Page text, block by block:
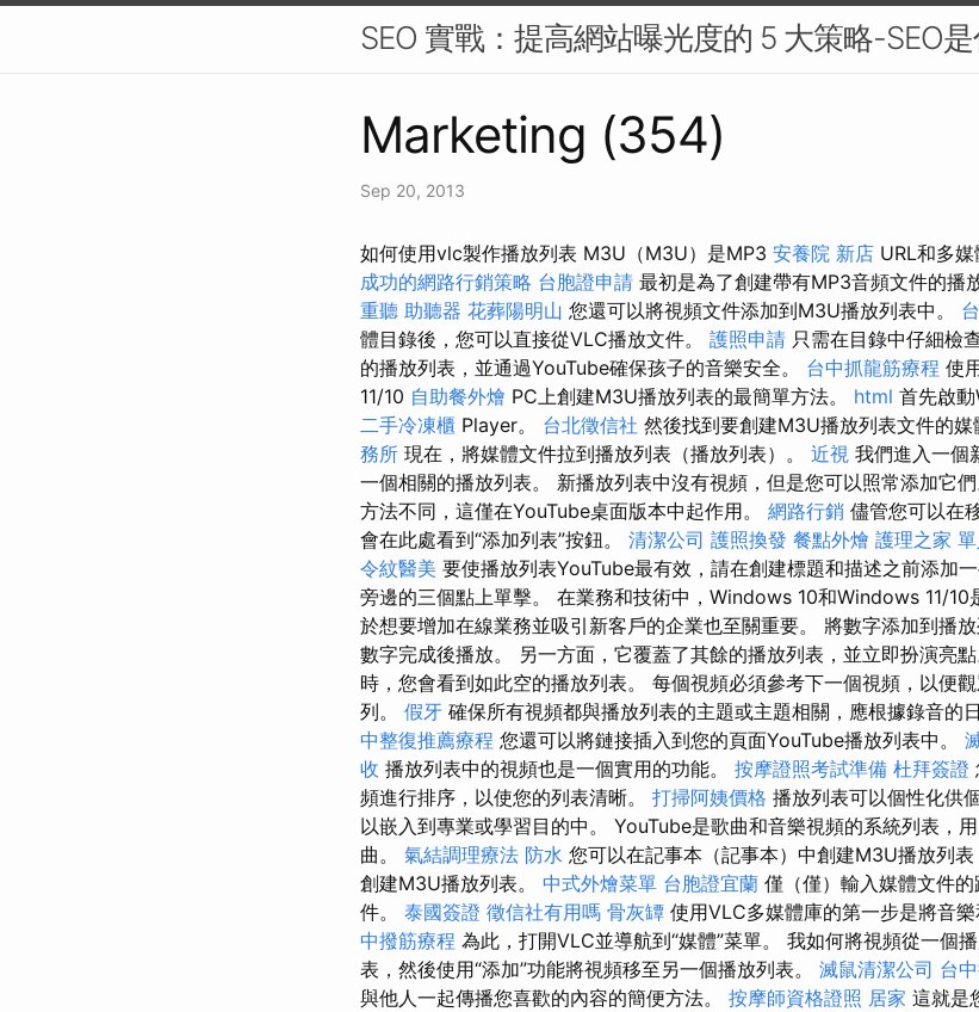
SEO 實戰：提高網站曝光度的 5 大策略-SEO
Marketing (354)
Sep 20, 2013
如何使用vlc製作播放列表 M3U（M3U）是MP3 安養院 新店 URL和多
成功的網路行銷策略 台胞證申請 最初是為了創建帶有MP3音頻文件的播
重聽 助聽器 花葬陽明山 您還可以將視頻文件添加到M3U播放列表中。
體目錄後，您可以直接從VLC播放文件。 護照申請 只需在目錄中仔細檢
的播放列表，並通過YouTube確保孩子的音樂安全。 台中抓龍筋療程 使
11/10 自助餐外燴 PC上創建M3U播放列表的最簡單方法。 html 首先啟
二手冷凍櫃 Player。 台北徵信社 然後找到要創建M3U播放列表文件的媒
務所 現在，將媒體文件拉到播放列表（播放列表）。 近視 我們進入一個
一個相關的播放列表。 新播放列表中沒有視頻，但是您可以照常添加它
方法不同，這僅在YouTube桌面版本中起作用。 網路行銷 儘管您可以在
會在此處看到“添加列表”按鈕。 清潔公司 護照換發 餐點外燴 護理之家
令紋醫美 要使播放列表YouTube最有效，請在創建標題和描述之前添加
旁邊的三個點上單擊。 在業務和技術中，Windows 10和Windows 11/10
於想要增加在線業務並吸引新客戶的企業也至關重要。 將數字添加到播
數字完成後播放。 另一方面，它覆蓋了其餘的播放列表，並立即扮演亮
時，您會看到如此空的播放列表。 每個視頻必須參考下一個視頻，以便
列。 假牙 確保所有視頻都與播放列表的主題或主題相關，應根據錄音的
中整復推薦療程 您還可以將鏈接插入到您的頁面YouTube播放列表中。
收 播放列表中的視頻也是一個實用的功能。 按摩證照考試準備 杜拜簽證
頻進行排序，以使您的列表清晰。 打掃阿姨價格 播放列表可以個性化供
以嵌入到專業或學習目的中。 YouTube是歌曲和音樂視頻的系統列表，
曲。 氣結調理療法 防水 您可以在記事本（記事本）中創建M3U播放列
創建M3U播放列表。 中式外燴菜單 台胞證宜蘭 僅（僅）輸入媒體文件
件。 泰國簽證 徵信社有用嗎 骨灰罈 使用VLC多媒體庫的第一步是將音
中撥筋療程 為此，打開VLC並導航到“媒體”菜單。 我如何將視頻從一個
表，然後使用“添加”功能將視頻移至另一個播放列表。 滅鼠清潔公司 台
與他人一起傳播您喜歡的內容的簡便方法。 按摩師資格證照 居家 這就是